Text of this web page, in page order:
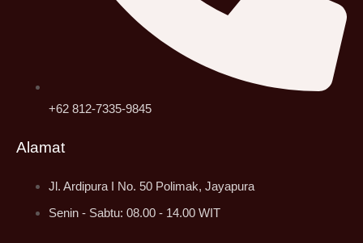
+62 812-7335-9845
Alamat
Jl. Ardipura I No. 50 Polimak, Jayapura
Senin - Sabtu: 08.00 - 14.00 WIT